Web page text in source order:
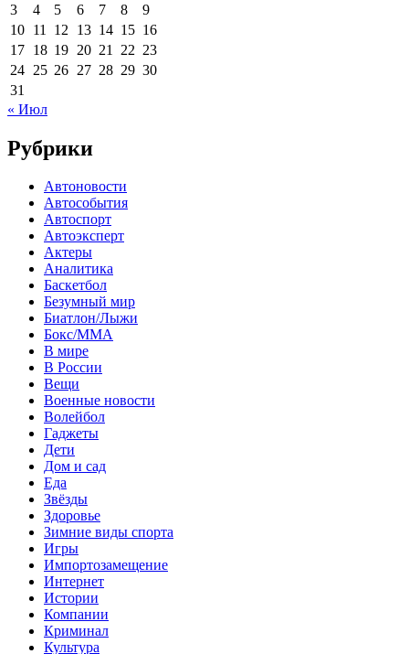
3
4 5 6 7 8
9
10 11 12 13 14 15 16
17 18 19 20 21 22 23
24 25 26 27 28 29 30
31
« Июл
Рубрики
Автоновости
Автособытия
Автоспорт
Автоэксперт
Актеры
Аналитика
Баскетбол
Безумный мир
Биатлон/Лыжи
Бокс/MMA
В мире
В России
Вещи
Военные новости
Волейбол
Гаджеты
Дети
Дом и сад
Еда
Звёзды
Здоровье
Зимние виды спорта
Игры
Импортозамещение
Интернет
Истории
Компании
Криминал
Культура